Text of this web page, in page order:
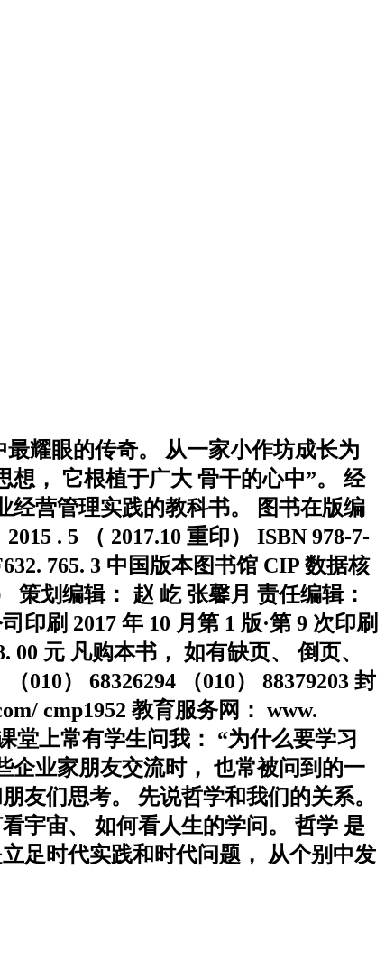
耀眼的传奇。 从一家小作坊成长为
想， 它根植于广大 骨干的心中”。 经
经营管理实践的教科书。 图书在版编
. 5 （ 2017.10 重印） ISBN 978-7-
765. 3 中国版本图书馆 CIP 数据核
策划编辑： 赵 屹 张馨月 责任编辑：
刷 2017 年 10 月第 1 版·第 9 次印刷
00 元 凡购本书， 如有缺页、 倒页、
010） 68326294 （010） 88379203 封
cmp1952 教育服务网： www.
堂上常有学生问我： “为什么要学习
企业家朋友交流时， 也常被问到的一
友们思考。 先说哲学和我们的关系。
宇宙、 如何看人生的学问。 哲学 是
足时代实践和时代问题， 从个别中发